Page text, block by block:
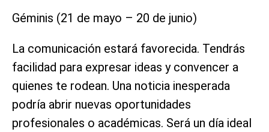
Géminis (21 de mayo – 20 de junio)
La comunicación estará favorecida. Tendrás
facilidad para expresar ideas y convencer a
quienes te rodean. Una noticia inesperada
podría abrir nuevas oportunidades
profesionales o académicas. Será un día ideal